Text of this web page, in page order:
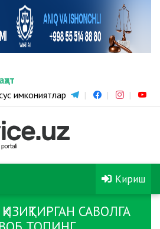
имкониятлар
Кириш
САВОЛГА